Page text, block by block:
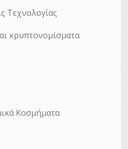
Τεχνολογίας
κρυπτονομίσματα
Κοσμήματα